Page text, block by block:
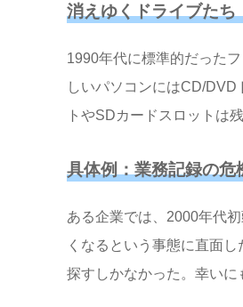
消えゆくドライブたち
1990年代に標準的だった
しいパソコンにはCD/
トやSDカードスロットは
具体例：業務記録の危
ある企業では、2000年代
くなるという事態に直面
探すしかなかった。幸いに